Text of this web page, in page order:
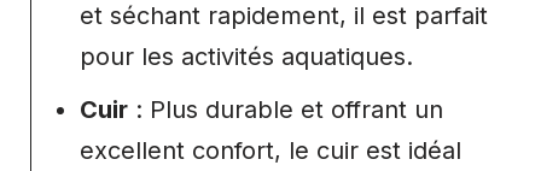
et séchant rapidement, il est parfait
pour les activités aquatiques.
Cuir : Plus durable et offrant un
excellent confort, le cuir est idéal